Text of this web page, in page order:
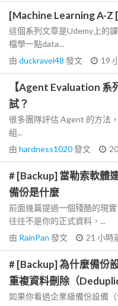
[Machine Learning A-Z
這個系列文章是Udemy上的
檔學一點data...
由 duckravel48 發文 19
【Agent Evaluation
試？
很多團隊評估 Agent 的方法
組...
由 hardness1020發文
# [Backup] 當勒索軟體
備份是什麼
前面幾篇提過一個殘酷的現
往往不是你的正式資料，...
由 RainPan 發文 21 小時
# [Backup] 為什麼備份
重複資料刪除（
如果你看過企業級備份設備